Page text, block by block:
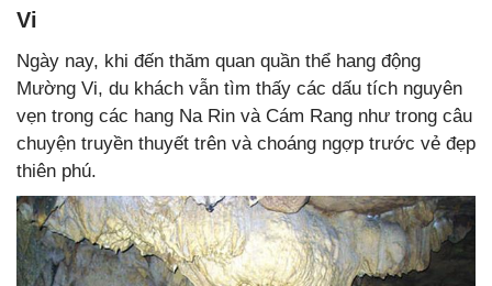
Vi
Ngày nay, khi đến thăm quan quần thể hang động
Mường Vi, du khách vẫn tìm thấy các dấu tích nguyên
vẹn trong các hang Na Rin và Cám Rang như trong câu
chuyện truyền thuyết trên và choáng ngợp trước vẻ đẹp
thiên phú.